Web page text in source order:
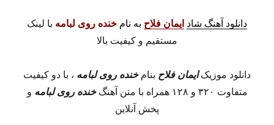
دانلود آهنگ شاد ایمان فلاح به نام خنده روی لبامه با لینک
مستقیم و کیفیت بالا
دانلود موزیکایمان فلاح بنامخنده روی لبامه ، با دو کیفیت
متفاوت ۳۲۰ و ۱۲۸ همراه با متن آهنگ
خنده روی لبامه و
پخش آنلاین